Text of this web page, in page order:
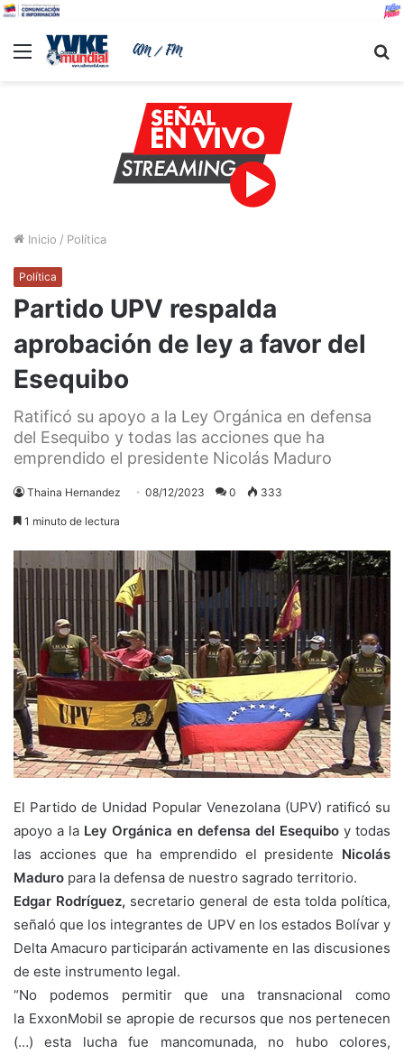
Menu
Inicio / Política
Política
Partido UPV respalda
aprobación de ley a favor del
Esequibo
Ratificó su apoyo a la Ley Orgánica en defensa
del Esequibo y todas las acciones que ha
emprendido el presidente Nicolás Maduro
Thaina Hernandez 08/12/2023 0 333
1 minuto de lectura
El Partido de Unidad Popular Venezolana (UPV) ratificó su
apoyo a la Ley Orgánica en defensa del Esequibo y todas
las acciones que ha emprendido el presidente Nicolás
Maduro para la defensa de nuestro sagrado territorio.
Edgar Rodríguez, secretario general de esta tolda política,
señaló que los integrantes de UPV en los estados Bolívar y
Delta Amacuro participarán activamente en las discusiones
de este instrumento legal.
“No podemos permitir que una transnacional como
la ExxonMobil se apropie de recursos que nos pertenecen
(…) esta lucha fue mancomunada, no hubo colores,